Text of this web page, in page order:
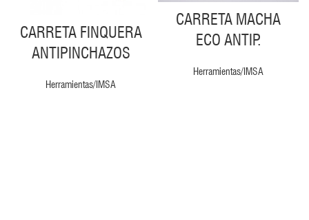
CARRETA FINQUERA
ANTIPINCHAZOS
Herramientas/IMSA
CARRETA MACHA
ECO ANTIP.
Herramientas/IMSA